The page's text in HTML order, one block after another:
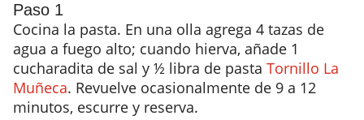
Paso 1
Cocina la pasta. En una olla agrega 4 tazas de
agua a fuego alto; cuando hierva, añade 1
cucharadita de sal y ½ libra de pasta Tornillo La
Muñeca. Revuelve ocasionalmente de 9 a 12
minutos, escurre y reserva.